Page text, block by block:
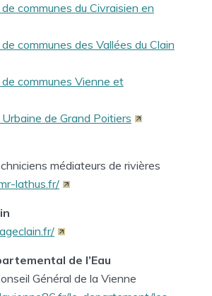
communes du Civraisien en
communes des Vallées du Clain
communes Vienne et
de Grand Poitiers
médiateurs de rivières
lathus.fr/
de l’Eau
Général de la Vienne